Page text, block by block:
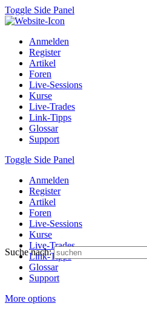
Toggle Side Panel
Anmelden
Register
Artikel
Foren
Live-Sessions
Kurse
Live-Trades
Link-Tipps
Glossar
Support
Toggle Side Panel
Anmelden
Register
Artikel
Foren
Live-Sessions
Kurse
Live-Trades
Link-Tipps
Glossar
Support
More options
Suche nach: